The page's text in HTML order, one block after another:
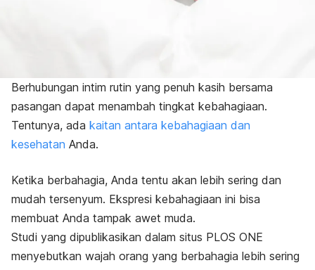
Berhubungan intim rutin yang penuh kasih bersama
pasangan dapat menambah tingkat kebahagiaan.
Tentunya, ada kaitan antara kebahagiaan dan
kesehatan Anda.
Ketika berbahagia, Anda tentu akan lebih sering dan
mudah tersenyum. Ekspresi kebahagiaan ini bisa
membuat Anda tampak awet muda.
Studi yang dipublikasikan dalam situs PLOS ONE
menyebutkan wajah orang yang berbahagia lebih sering